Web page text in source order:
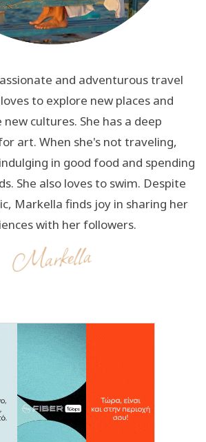
and adventurous travel
to explore new places and
cultures. She has a deep
art. When she's not traveling,
in good food and spending
She also loves to swim. Despite
Markella finds joy in sharing her
with her followers.